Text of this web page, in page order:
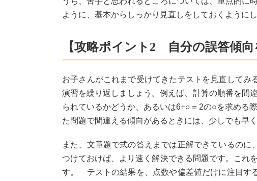
ように、基本からしっかり見直しをしておくようにし
【攻略ポイント2 自分の誤答傾向
お子さんがこれまで受けてきたテストを見直して
演習を繰り返しましょう。例えば、計算の順番を間
られているかどうか、あるいは6÷○＝2の○を求める
た問題で間違える傾向があるときには、少しでも早
また、文章題で式の答えまでは正解できているの
つけておけば、より速く解決できる問題です。これ
す。 テストの結果を、点数や偏差値だけに注目す